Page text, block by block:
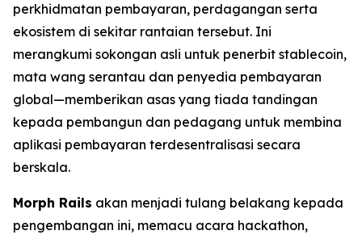
perkhidmatan pembayaran, perdagangan serta
ekosistem di sekitar rantaian tersebut. Ini
merangkumi sokongan asli untuk penerbit stablecoin,
mata wang serantau dan penyedia pembayaran
global—memberikan asas yang tiada tandingan
kepada pembangun dan pedagang untuk membina
aplikasi pembayaran terdesentralisasi secara
berskala.
Morph Rails akan menjadi tulang belakang kepada
pengembangan ini, memacu acara hackathon,